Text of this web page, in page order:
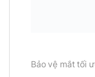
Bảo vệ mắt tối